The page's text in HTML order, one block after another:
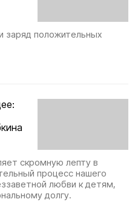
заряд положительных
скромную лепту в
процесс нашего
любви к детям,
долгу.